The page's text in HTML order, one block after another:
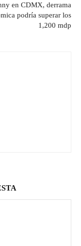
en CDMX, derrama
podría superar los
1,200 mdp